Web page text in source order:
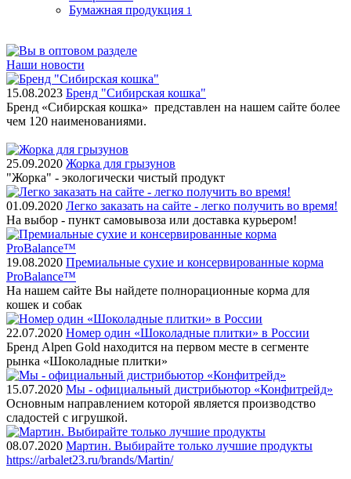
Бумажная продукция 1
Наши новости
15.08.2023 Бренд "Сибирская кошка"
Бренд «Сибирская кошка» представлен на нашем сайте более
чем 120 наименованиями.
25.09.2020 Жорка для грызунов
"Жорка" - экологически чистый продукт
01.09.2020 Легко заказать на сайте - легко получить во время!
На выбор - пункт самовывоза или доставка курьером!
19.08.2020 Премиальные сухие и консервированные корма
ProBalance™
На нашем сайте Вы найдете полнорационные корма для
кошек и собак
22.07.2020 Номер один «Шоколадные плитки» в России
Бренд Alpen Gold находится на первом месте в сегменте
рынка «Шоколадные плитки»
15.07.2020 Мы - официальный дистрибьютор «Конфитрейд»
Основным направлением которой является производство
сладостей с игрушкой.
08.07.2020 Мартин. Выбирайте только лучшие продукты
https://arbalet23.ru/brands/Martin/